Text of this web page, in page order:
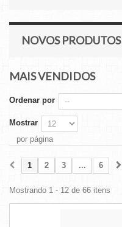
NOVOS PRODUTOS
MAIS VENDIDOS
Ordenar por
Mostrar
por página
1 2 3 ... 6
Mostrando 1 - 12 de 66 itens